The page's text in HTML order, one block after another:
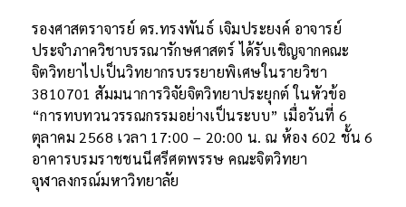
รองศาสตราจารย์ ดร.ทรงพันธ์ เจิมประยงค์ อาจารย์
ประจำภาควิชาบรรณารักษศาสตร์ ได้รับเชิญจากคณะ
จิตวิทยาไปเป็นวิทยากรบรรยายพิเศษในรายวิชา
3810701 สัมมนาการวิจัยจิตวิทยาประยุกต์ ในหัวข้อ
“การทบทวนวรรณกรรมอย่างเป็นระบบ” เมื่อวันที่ 6
ตุลาคม 2568 เวลา 17:00 – 20:00 น. ณ ห้อง 602 ชั้น 6
อาคารบรมราชชนนีศรีศตพรรษ คณะจิตวิทยา
จุฬาลงกรณ์มหาวิทยาลัย